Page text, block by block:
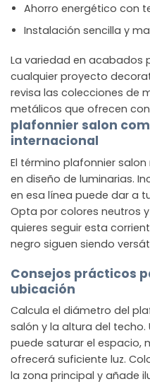
Ahorro energético con
Instalación sencilla y
La variedad en acabados
cualquier proyecto
revisa las colecciones de
metálicos que ofrecen
plafonnier salon
internacional
El término plafonnier
en diseño de luminarias.
en esa línea puede dar a
Opta por colores neutros
quieres seguir esta
negro siguen siendo
Consejos prácticos
ubicación
Calcula el diámetro del
salón y la altura del
puede saturar el espacio,
ofrecerá suficiente luz.
la zona principal y añade